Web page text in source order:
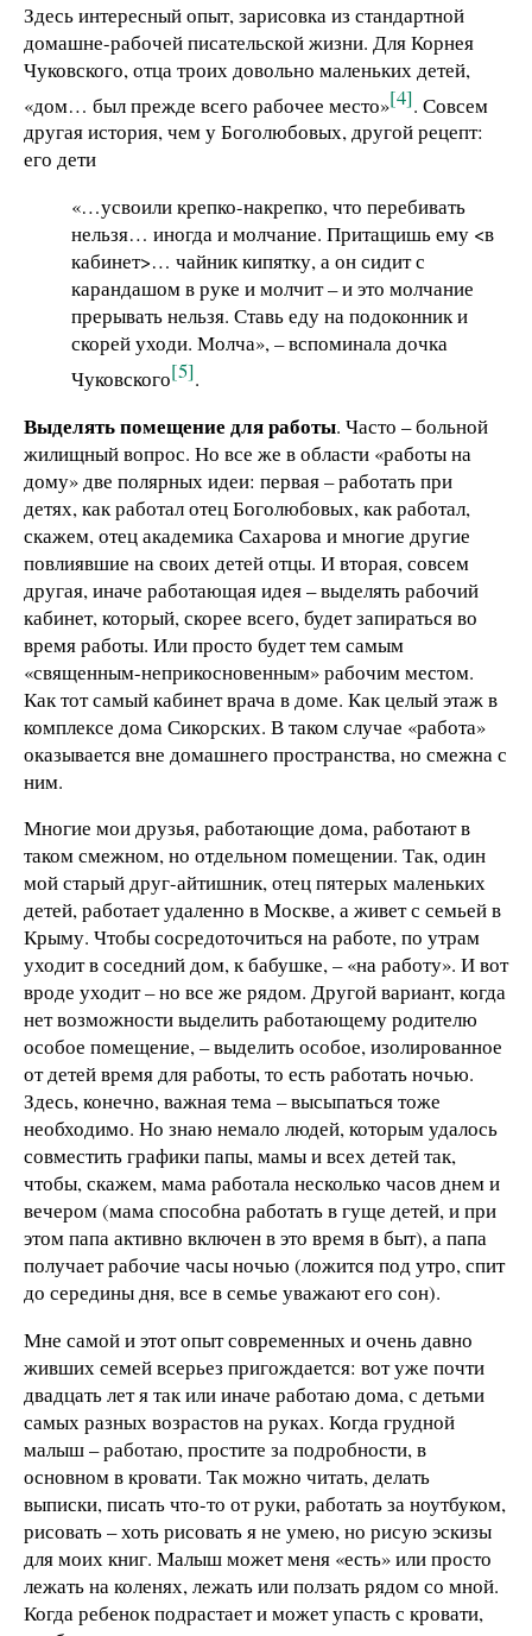
Здесь интересный опыт, зарисовка из стандартной
домашне-рабочей писательской жизни. Для Корнея
Чуковского, отца троих довольно маленьких детей,
«дом… был прежде всего рабочее место»[4]. Совсем
другая история, чем у Боголюбовых, другой рецепт:
его дети
«…усвоили крепко-накрепко, что перебивать
нельзя… иногда и молчание. Притащишь ему <в
кабинет>… чайник кипятку, а он сидит с
карандашом в руке и молчит – и это молчание
прерывать нельзя. Ставь еду на подоконник и
скорей уходи. Молча», – вспоминала дочка
Чуковского[5].
Выделять помещение для работы. Часто – больной
жилищный вопрос. Но все же в области «работы на
дому» две полярных идеи: первая – работать при
детях, как работал отец Боголюбовых, как работал,
скажем, отец академика Сахарова и многие другие
повлиявшие на своих детей отцы. И вторая, совсем
другая, иначе работающая идея – выделять рабочий
кабинет, который, скорее всего, будет запираться во
время работы. Или просто будет тем самым
«священным-неприкосновенным» рабочим местом.
Как тот самый кабинет врача в доме. Как целый этаж в
комплексе дома Сикорских. В таком случае «работа»
оказывается вне домашнего пространства, но смежна с
ним.
Многие мои друзья, работающие дома, работают в
таком смежном, но отдельном помещении. Так, один
мой старый друг-айтишник, отец пятерых маленьких
детей, работает удаленно в Москве, а живет с семьей в
Крыму. Чтобы сосредоточиться на работе, по утрам
уходит в соседний дом, к бабушке, – «на работу». И вот
вроде уходит – но все же рядом. Другой вариант, когда
нет возможности выделить работающему родителю
особое помещение, – выделить особое, изолированное
от детей время для работы, то есть работать ночью.
Здесь, конечно, важная тема – высыпаться тоже
необходимо. Но знаю немало людей, которым удалось
совместить графики папы, мамы и всех детей так,
чтобы, скажем, мама работала несколько часов днем и
вечером (мама способна работать в гуще детей, и при
этом папа активно включен в это время в быт), а папа
получает рабочие часы ночью (ложится под утро, спит
до середины дня, все в семье уважают его сон).
Мне самой и этот опыт современных и очень давно
живших семей всерьез пригождается: вот уже почти
двадцать лет я так или иначе работаю дома, с детьми
самых разных возрастов на руках. Когда грудной
малыш – работаю, простите за подробности, в
основном в кровати. Так можно читать, делать
выписки, писать что-то от руки, работать за ноутбуком,
рисовать – хоть рисовать я не умею, но рисую эскизы
для моих книг. Малыш может меня «есть» или просто
лежать на коленях, лежать или ползать рядом со мной.
Когда ребенок подрастает и может упасть с кровати,